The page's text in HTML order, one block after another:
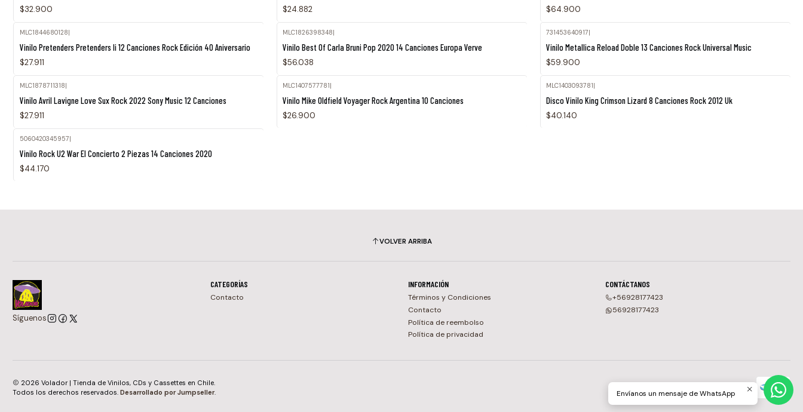
$32.900 $24.882 $64.900
MLC1844680128|
Vinilo Pretenders Pretenders Ii 12 Canciones Rock Edición 40 Aniversario
$27.911
MLC1826398348|
Vinilo Best Of Carla Bruni Pop 2020 14 Canciones Europa Verve
$56.038
731453640917|
Vinilo Metallica Reload Doble 13 Canciones Rock Universal Music
$59.900
MLC1878711318
Vinilo Avril Lavigne Love Sux Rock 2022 Sony Music 12 Canciones
$27.911
MLC1407577781
Vinilo Mike Oldfield Voyager Rock Argentina 10 Canciones
$26.900
MLC1403093781
Disco Vinilo King Crimson Lizard 8 Canciones Rock 2012 Uk
$40.140
5060420345957
Vinilo Rock U2 War El Concierto 2 Piezas 14 Canciones 2020
$44.170
VOLVER ARRIBA
Síguenos
CATEGORÍAS
Contacto
INFORMACIÓN
Términos y Condiciones
Contacto
Política de reembolso
Política de privacidad
CONTÁCTANOS
+56928177423
56928177423
2026 Volador | Tienda de Vinilos, CDs y Cassettes en Chile.
Todos los derechos reservados. Desarrollado por Jumpseller. Envíanos un mensaje de WhatsApp